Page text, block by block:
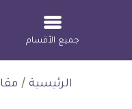
جميع الأقسام
الرئيسية /